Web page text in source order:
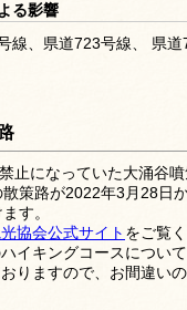
る影響
線、県道723号線、 県
止になっていた大涌谷
策路が2022年3月28日
す。
協会公式サイト をご覧く
イキングコースについて
りますので、お間違い